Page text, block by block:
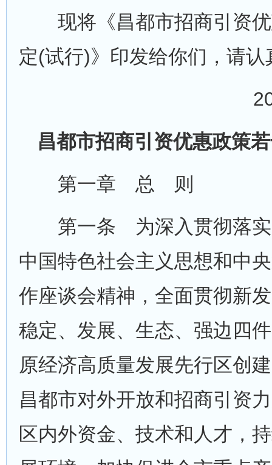
现将《昌都市招商引资优
定(试行)》印发给你们，请
昌都市招商引资优惠政策
第一章 总 则
第一条 为深入贯彻落实
中国特色社会主义思想和中
作座谈会精神，全面贯彻新
稳定、发展、生态、强边四
原经济高质量发展先行区创
昌都市对外开放和招商引资
区内外资金、技术和人才，